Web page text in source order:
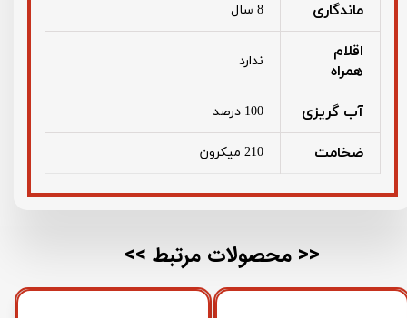
ماندگاری 8 سال
اقلام
همراه
ندارد
آب گریزی 100 درصد
ضخامت 210 میکرون
<< محصولات مرتبط >>